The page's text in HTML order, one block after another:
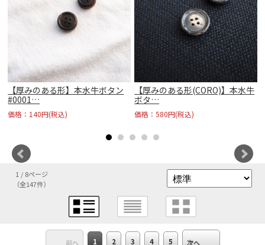
【厚みのある形】本水牛ボタン
#0001…
価格：140円(税込)
【厚みのある形(CORO)】本水牛
ボタ…
価格：580円(税込)
1 / 8ページ
（全147件）
前へ 1 2 3 4 5 次へ